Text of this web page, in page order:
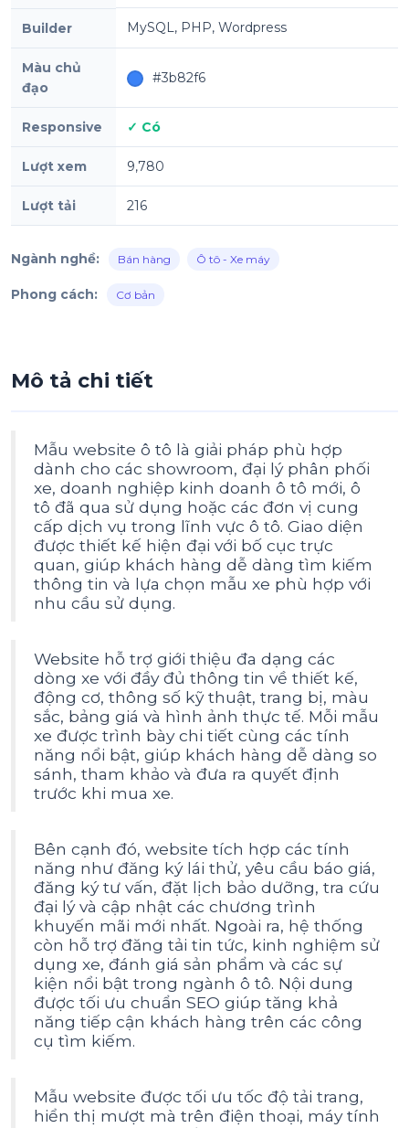
Builder MySQL, PHP, Wordpress
Màu chủ
đạo
#3b82f6
Responsive ✓ Có
Lượt xem 9,780
Lượt tải 216
Ngành nghề: Bán hàng Ô tô - Xe máy
Phong cách: Cơ bản
Mô tả chi tiết
Mẫu website ô tô là giải pháp phù hợp
dành cho các showroom, đại lý phân phối
xe, doanh nghiệp kinh doanh ô tô mới, ô
tô đã qua sử dụng hoặc các đơn vị cung
cấp dịch vụ trong lĩnh vực ô tô. Giao diện
được thiết kế hiện đại với bố cục trực
quan, giúp khách hàng dễ dàng tìm kiếm
thông tin và lựa chọn mẫu xe phù hợp với
nhu cầu sử dụng.
Website hỗ trợ giới thiệu đa dạng các
dòng xe với đầy đủ thông tin về thiết kế,
động cơ, thông số kỹ thuật, trang bị, màu
sắc, bảng giá và hình ảnh thực tế. Mỗi mẫu
xe được trình bày chi tiết cùng các tính
năng nổi bật, giúp khách hàng dễ dàng so
sánh, tham khảo và đưa ra quyết định
trước khi mua xe.
Bên cạnh đó, website tích hợp các tính
năng như đăng ký lái thử, yêu cầu báo giá,
đăng ký tư vấn, đặt lịch bảo dưỡng, tra cứu
đại lý và cập nhật các chương trình
khuyến mãi mới nhất. Ngoài ra, hệ thống
còn hỗ trợ đăng tải tin tức, kinh nghiệm sử
dụng xe, đánh giá sản phẩm và các sự
kiện nổi bật trong ngành ô tô. Nội dung
được tối ưu chuẩn SEO giúp tăng khả
năng tiếp cận khách hàng trên các công
cụ tìm kiếm.
Mẫu website được tối ưu tốc độ tải trang,
hiển thị mượt mà trên điện thoại, máy tính